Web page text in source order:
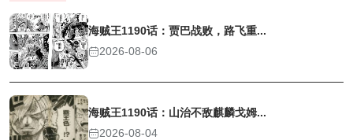
海贼王1190话：贾巴战败，路飞重...
2026-08-06
海贼王1190话：山治不敌麒麟戈姆...
2026-08-04